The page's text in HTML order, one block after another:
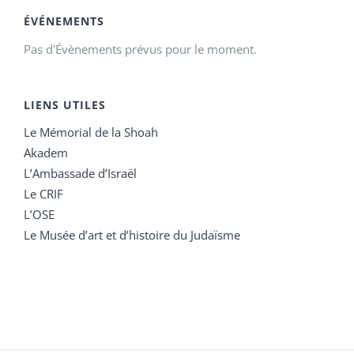
ÉVÉNEMENTS
Pas d'Évènements prévus pour le moment.
LIENS UTILES
Le Mémorial de la Shoah
Akadem
L’Ambassade d’Israël
Le CRIF
L’OSE
Le Musée d’art et d’histoire du Judaïsme